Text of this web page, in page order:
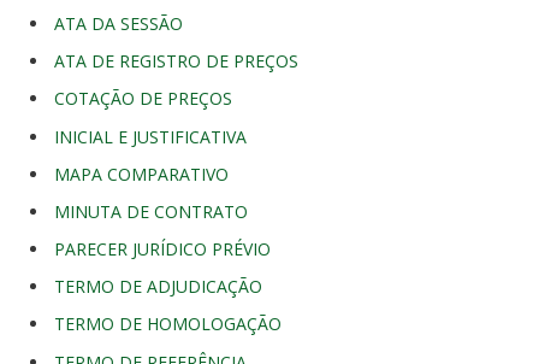
ATA DA SESSÃO
ATA DE REGISTRO DE PREÇOS
COTAÇÃO DE PREÇOS
INICIAL E JUSTIFICATIVA
MAPA COMPARATIVO
MINUTA DE CONTRATO
PARECER JURÍDICO PRÉVIO
TERMO DE ADJUDICAÇÃO
TERMO DE HOMOLOGAÇÃO